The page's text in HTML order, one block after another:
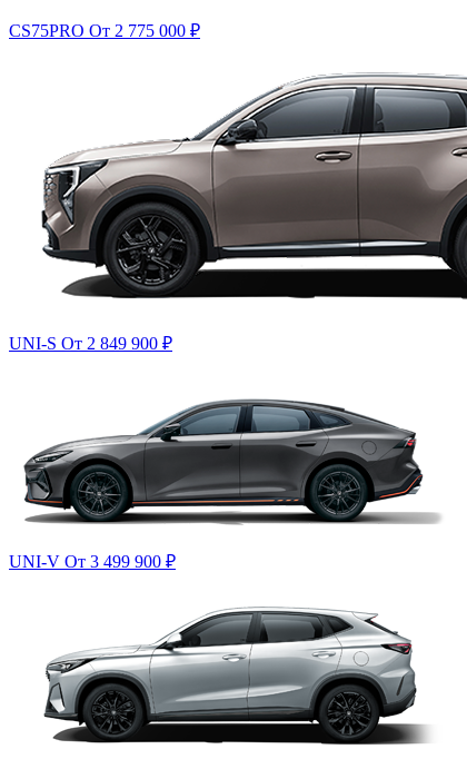
CS75PRO От 2 775 000 ₽
UNI-S От 2 849 900 ₽
UNI-V От 3 499 900 ₽